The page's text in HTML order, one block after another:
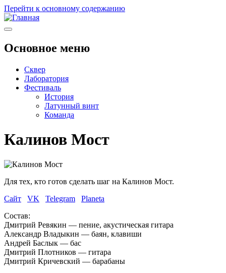
Перейти к основному содержанию
Основное меню
Сквер
Лаборатория
Фестиваль
История
Латунный винт
Команда
Калинов Мост
Для тех, кто готов сделать шаг на Калинов Мост.
Сайт
VK Telegram
Planeta
Состав:
Дмитрий Ревякин — пение, акустическая гитара
Александр Владыкин — баян, клавиши
Андрей Баслык — бас
Дмитрий Плотников — гитара
Дмитрий Кричевский — барабаны